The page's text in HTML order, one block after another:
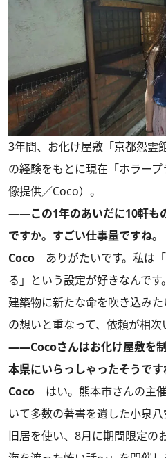
3年間、お化け屋敷「京都怨霊
の経験をもとに現在「ホラー
像提供／Coco）。
――この1年のあいだに10軒も
ですか。すごい仕事量ですね。
Coco ありがたいです。私は
る」という設定が好きなんで
建築物に新たな命を吹き込み
の想いと重なって、依頼が相次
――Cocoさんはお化け屋敷を
本県にいらっしゃったそうです
Coco はい。熊本市さんの主
いて多数の著書を遺した小泉
旧居を使い、8月に期間限定の